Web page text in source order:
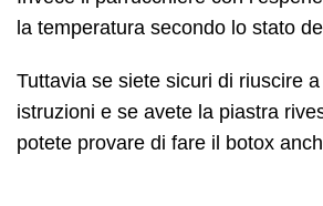
la temperatura secondo lo stato
Tuttavia se siete sicuri di riuscire
istruzioni e se avete la piastra
potete provare di fare il botox